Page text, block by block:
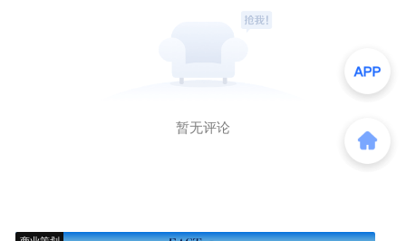
暂无评论